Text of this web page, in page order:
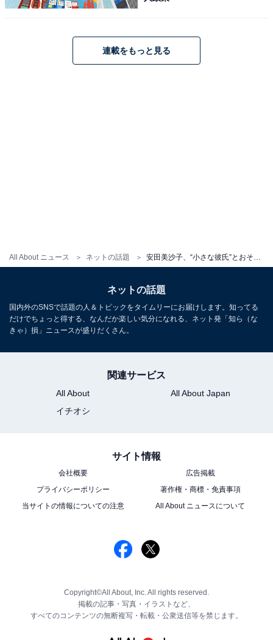
All About ニュース ネットの話題
連載をもっと見る
ネットの話題
国内外のSNSで話題の人＆トピックをタイムリーにお届けします。知ってる
だけでちょっと得する、なんだか楽しい気分になれる、ネット発「知ら（な
きゃ）損」ニュースが盛りだくさん。
関連サービス
All About
All About Japan
イチオシ
サイト情報
会社概要
広告掲載
プライバシーポリシー
著作権・商標・免責事項
当サイトの情報についての注意
All About ニュースについて
Copyright©All About, Inc. All rights reserved.
掲載の記事・写真・イラストなど、
すべてのコンテンツの無断複写・転載・公衆送信等を禁じます。